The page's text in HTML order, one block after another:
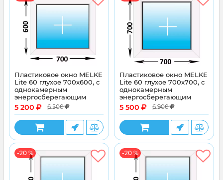
Пластиковое окно MELKE
Lite 60 глухое 700x600, с
однокамерным
энергосберегающим
стеклопакетом
5 200 6 500
Пластиковое окно MELKE
Lite 60 глухое 700x700, с
однокамерным
энергосберегающим
стеклопакетом
5 500 6 900
-20 % -20 %